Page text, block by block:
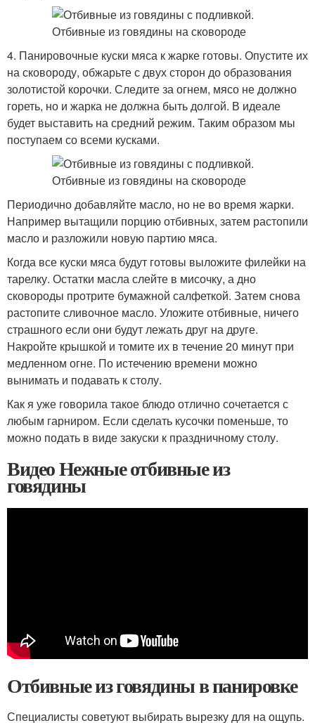
4. Панировочные куски мяса к жарке готовы. Опустите их
на сковороду, обжарьте с двух сторон до образования
золотистой корочки. Следите за огнем, мясо не должно
гореть, но и жарка не должна быть долгой. В идеале
будет выставить на средний режим. Таким образом мы
поступаем со всеми кусками.
Периодично добавляйте масло, но не во время жарки.
Например вытащили порцию отбивных, затем растопили
масло и разложили новую партию мяса.
Когда все куски мяса будут готовы выложите филейки на
тарелку. Остатки масла слейте в мисочку, а дно
сковороды протрите бумажной салфеткой. Затем снова
растопите сливочное масло. Уложите отбивные, ничего
страшного если они будут лежать друг на друге.
Накройте крышкой и томите их в течение 20 минут при
медленном огне. По истечению времени можно
вынимать и подавать к столу.
Как я уже говорила такое блюдо отлично сочетается с
любым гарниром. Если сделать кусочки поменьше, то
можно подать в виде закуски к праздничному столу.
Видео Нежные отбивные из
говядины
Отбивные из говядины в панировке
Специалисты советуют выбирать вырезку для на ощупь.